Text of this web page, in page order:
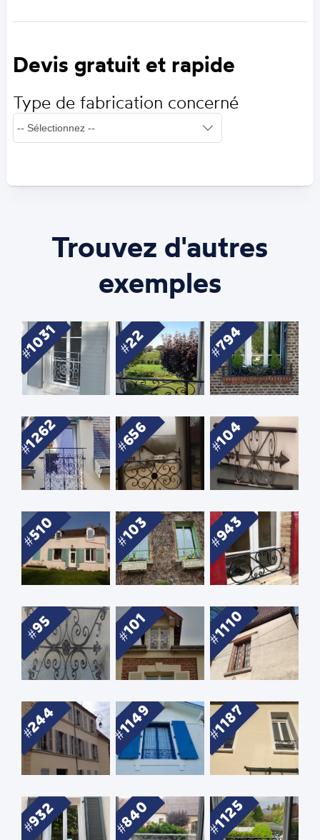
Devis gratuit et rapide
Type de fabrication concerné
Trouvez d'autres
exemples
1031 22 794
1262 656 104
510 103 943
95 101 1110
244 1149 1187
932 840 1125